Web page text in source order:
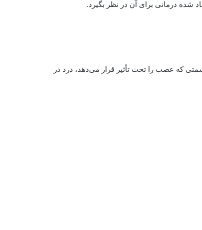
درمانی برای آن در نظر بگیرد.
که عصب را تحت تأثیر قرار می‌دهد، درد در